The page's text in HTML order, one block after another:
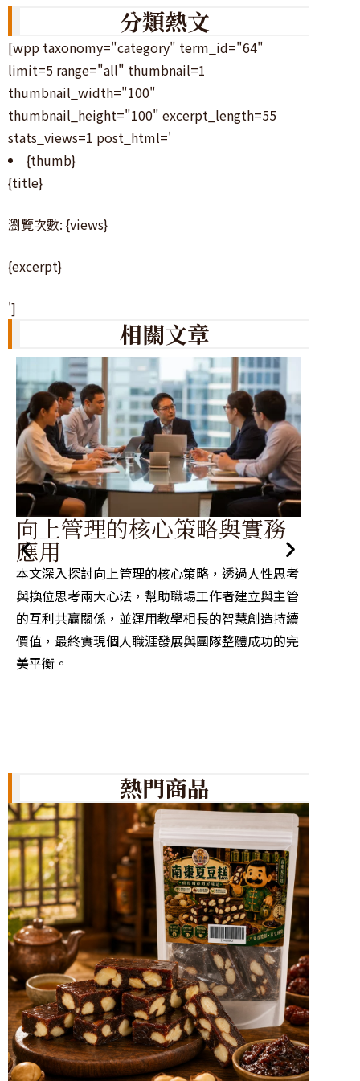
分類熱文
[wpp taxonomy="category" term_id="64"
limit=5 range="all" thumbnail=1
thumbnail_width="100"
thumbnail_height="100" excerpt_length=55
stats_views=1 post_html='
{thumb}
{title}
瀏覽次數: {views}
{excerpt}
']
相關文章
向上管理的核心策略與實務
應用
本文深入探討向上管理的核心策略，透過人性思考
與換位思考兩大心法，幫助職場工作者建立與主管
的互利共贏關係，並運用教學相長的智慧創造持續
價值，最終實現個人職涯發展與團隊整體成功的完
美平衡。
熱門商品